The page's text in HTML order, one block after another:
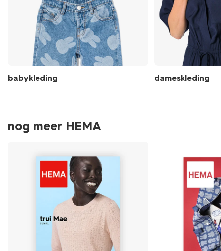
babykleding dameskleding
nog meer HEMA